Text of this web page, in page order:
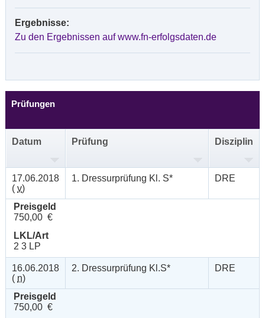
Ergebnisse:
Zu den Ergebnissen auf www.fn-erfolgsdaten.de
Prüfungen
Datum Prüfung Disziplin
17.06.2018
( v)
1. Dressurprüfung Kl. S* DRE
Preisgeld
750,00 €
LKL/Art
2 3 LP
16.06.2018
( n)
2. Dressurprüfung Kl.S* DRE
Preisgeld
750,00 €